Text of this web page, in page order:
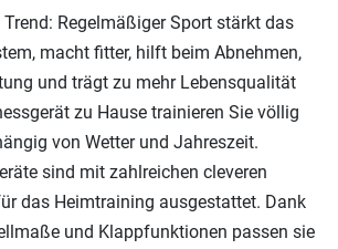
Regelmäßiger Sport stärkt das
macht fitter, hilft beim Abnehmen,
und trägt zu mehr Lebensqualität
zu Hause trainieren Sie völlig
von Wetter und Jahreszeit.
sind mit zahlreichen cleveren
das Heimtraining ausgestattet. Dank
und Klappfunktionen passen sie